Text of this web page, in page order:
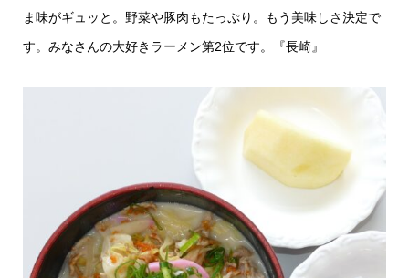
ま味がギュッと。野菜や豚肉もたっぷり。もう美味しさ決定で
す。みなさんの大好きラーメン第2位です。『長崎』